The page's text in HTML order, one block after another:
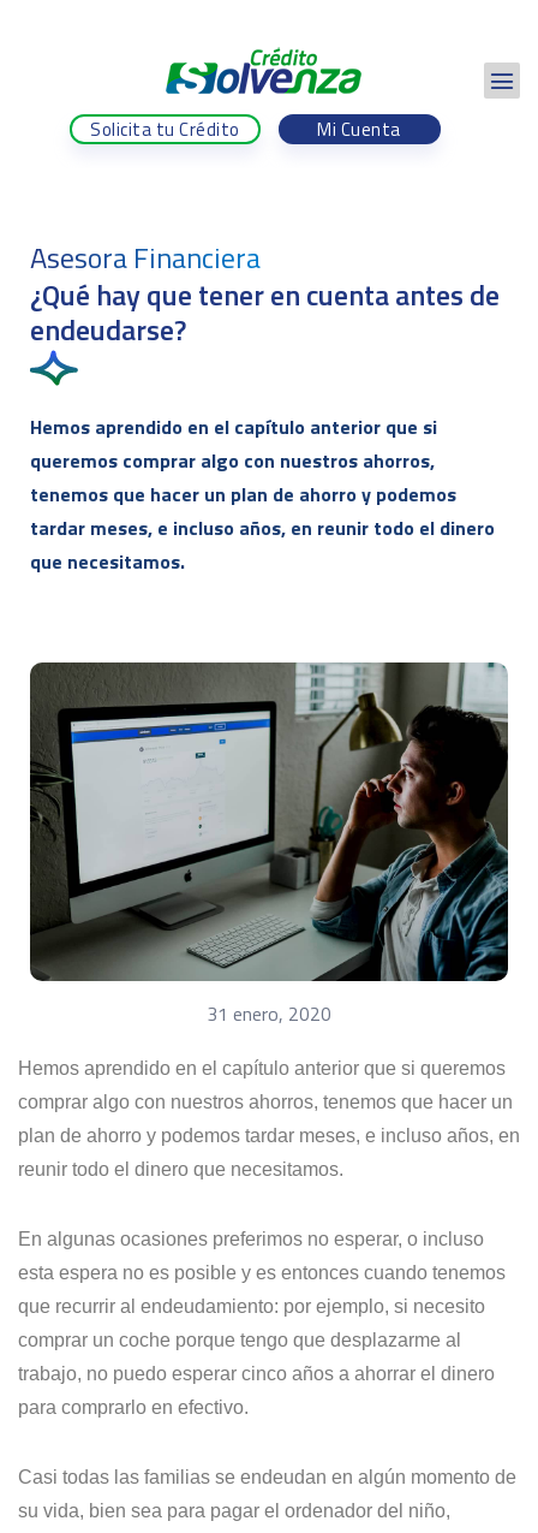
Solicita tu Crédito Mi Cuenta
Asesora Financiera
¿Qué hay que tener en cuenta antes de
endeudarse?
Hemos aprendido en el capítulo anterior que si
queremos comprar algo con nuestros ahorros,
tenemos que hacer un plan de ahorro y podemos
tardar meses, e incluso años, en reunir todo el dinero
que necesitamos.
31 enero, 2020
Hemos aprendido en el capítulo anterior que si queremos
comprar algo con nuestros ahorros, tenemos que hacer un
plan de ahorro y podemos tardar meses, e incluso años, en
reunir todo el dinero que necesitamos.
En algunas ocasiones preferimos no esperar, o incluso
esta espera no es posible y es entonces cuando tenemos
que recurrir al endeudamiento: por ejemplo, si necesito
comprar un coche porque tengo que desplazarme al
trabajo, no puedo esperar cinco años a ahorrar el dinero
para comprarlo en efectivo.
Casi todas las familias se endeudan en algún momento de
su vida, bien sea para pagar el ordenador del niño,